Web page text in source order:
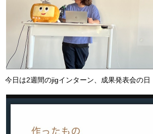
今日は2週間のjigインターン、成果発表会の日